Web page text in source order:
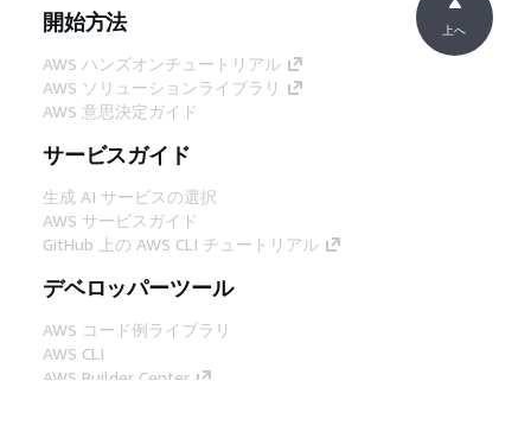
開始方法
AWS ハンズオンチュートリアル
AWS ソリューションライブラリ
AWS 意思決定ガイド
サービスガイド
生成 AI サービスの選択
AWS サービスガイド
GitHub 上の AWS CLI チュートリアル
デベロッパーツール
AWS コード例ライブラリ
AWS CLI
AWS Builder Center
上へ